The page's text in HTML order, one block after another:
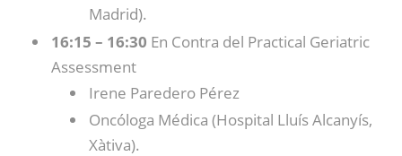
Madrid).
16:15 – 16:30 En Contra del Practical Geriatric
Assessment
Irene Paredero Pérez
Oncóloga Médica (Hospital Lluís Alcanyís,
Xàtiva).